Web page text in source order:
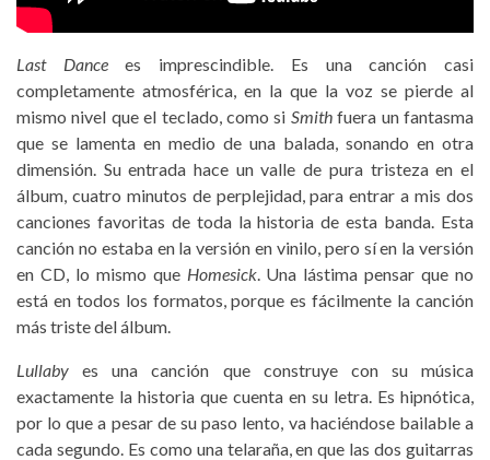
Last Dancees imprescindible. Es una canción casi
completamente atmosférica, en la que la voz se pierde al
mismo nivel que el teclado, como si Smithfuera un fantasma
que se lamenta en medio de una balada, sonando en otra
dimensión. Su entrada hace un valle de pura tristeza en el
álbum, cuatro minutos de perplejidad, para entrar a mis dos
canciones favoritas de toda la historia de esta banda. Esta
canción no estaba en la versión en vinilo, pero sí en la versión
en CD, lo mismo que Homesick. Una lástima pensar que no
está en todos los formatos, porque es fácilmente la canción
más triste del álbum.
Lullaby es una canción que construye con su música
exactamente la historia que cuenta en su letra. Es hipnótica,
por lo que a pesar de su paso lento, va haciéndose bailable a
cada segundo. Es como una telaraña, en que las dos guitarras